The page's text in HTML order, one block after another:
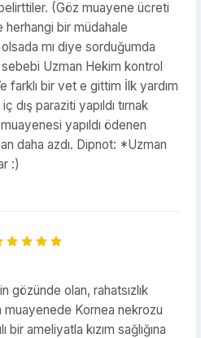
(Göz muayene ücreti
bir müdahale
mı diye sorduğumda
sebebi Uzman Hekim kontrol
farklı bir vet e gittim İlk yardım
dış paraziti yapıldı tırnak
muayenesi yapıldı ödenen
daha azdı. Dipnot: *Uzman
:)
gözünde olan, rahatsızlık
muayenede Kornea nekrozu
bir ameliyatla kızım sağlığına